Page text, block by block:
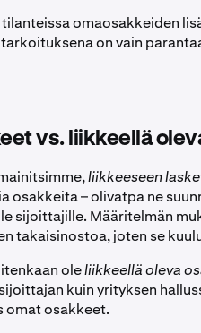
omaosakkeiden
on vain
vs. liikkeellä
liikkeeseen
osakkeita – olivatpa ne
sijoittajille. Määritelmän
takaisinostoa, joten se
oleliikkeellä oleva
kuin yrityksen
omat osakkeet.